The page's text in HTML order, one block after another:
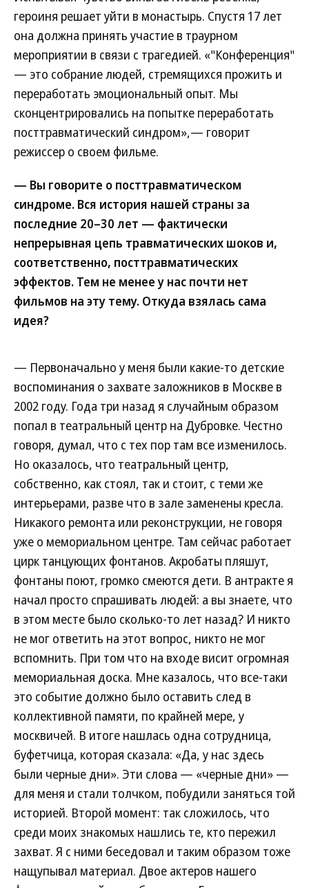
героиня решает уйти в монастырь. Спустя 17 лет
она должна принять участие в траурном
мероприятии в связи с трагедией. «"Конференция"
— это собрание людей, стремящихся прожить и
переработать эмоциональный опыт. Мы
сконцентрировались на попытке переработать
посттравматический синдром»,— говорит
режиссер о своем фильме.
— Вы говорите о посттравматическом
синдроме. Вся история нашей страны за
последние 20–30 лет — фактически
непрерывная цепь травматических шоков и,
соответственно, посттравматических
эффектов. Тем не менее у нас почти нет
фильмов на эту тему. Откуда взялась сама
идея?
— Первоначально у меня были какие-то детские
воспоминания о захвате заложников в Москве в
2002 году. Года три назад я случайным образом
попал в театральный центр на Дубровке. Честно
говоря, думал, что с тех пор там все изменилось.
Но оказалось, что театральный центр,
собственно, как стоял, так и стоит, с теми же
интерьерами, разве что в зале заменены кресла.
Никакого ремонта или реконструкции, не говоря
уже о мемориальном центре. Там сейчас работает
цирк танцующих фонтанов. Акробаты пляшут,
фонтаны поют, громко смеются дети. В антракте я
начал просто спрашивать людей: а вы знаете, что
в этом месте было сколько-то лет назад? И никто
не мог ответить на этот вопрос, никто не мог
вспомнить. При том что на входе висит огромная
мемориальная доска. Мне казалось, что все-таки
это событие должно было оставить след в
коллективной памяти, по крайней мере, у
москвичей. В итоге нашлась одна сотрудница,
буфетчица, которая сказала: «Да, у нас здесь
были черные дни». Эти слова — «черные дни» —
для меня и стали толчком, побудили заняться той
историей. Второй момент: так сложилось, что
среди моих знакомых нашлись те, кто пережил
захват. Я с ними беседовал и таким образом тоже
нащупывал материал. Двое актеров нашего